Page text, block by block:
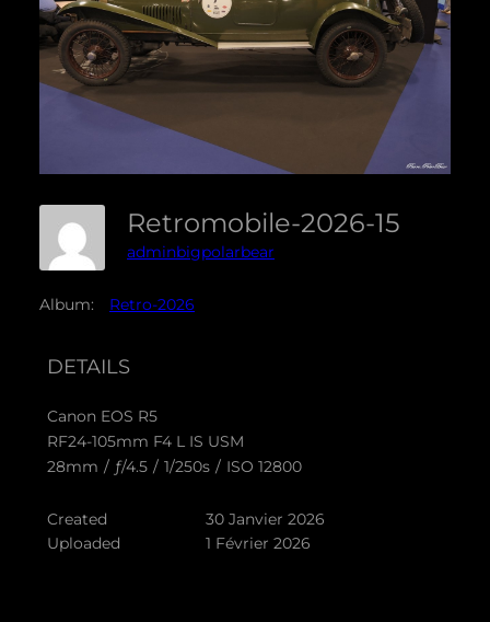
Retromobile-2026-15
adminbigpolarbear
Album: Retro-2026
DETAILS
Canon EOS R5
RF24-105mm F4 L IS USM
28mm / ƒ/4.5 / 1/250s / ISO 12800
Created
30 Janvier 2026
Uploaded
1 Février 2026